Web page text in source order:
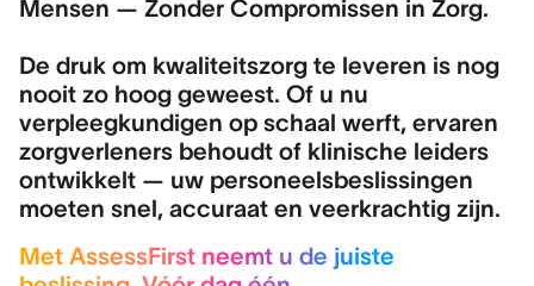
Mensen — Zonder Compromissen in Zorg.
De druk om kwaliteitszorg te leveren is nog
nooit zo hoog geweest. Of u nu
verpleegkundigen op schaal werft, ervaren
zorgverleners behoudt of klinische leiders
ontwikkelt — uw personeelsbeslissingen
moeten snel, accuraat en veerkrachtig zijn.
Met AssessFirst neemt u de juiste